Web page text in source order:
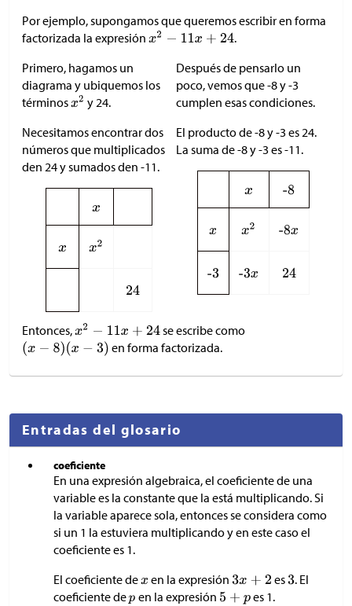
Por ejemplo, supongamos que queremos escribir en forma
factorizada la expresión
.
Primero, hagamos un
diagrama y ubiquemos los
términos
y 24.
Necesitamos encontrar dos
números que multiplicados
den 24 y sumados den -11.
Después de pensarlo un
poco, vemos que -8 y -3
cumplen esas condiciones.
El producto de -8 y -3 es 24.
La suma de -8 y -3 es -11.
Entonces,
se escribe como
en forma factorizada.
Entradas del glosario
coeficiente
En una expresión algebraica, el coeficiente de una
variable es la constante que la está multiplicando. Si
la variable aparece sola, entonces se considera como
si un 1 la estuviera multiplicando y en este caso el
coeficiente es 1.
El coeficiente de
en la expresión es . El
coeficiente de
en la expresión es 1.